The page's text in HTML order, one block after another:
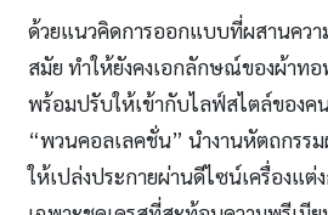
ด้วยแนวคิดการออกแบบที่ผสานควา
สมัย ทำให้ยังคงเอกลักษณ์ของผ้าท
พร้อมปรับให้เข้ากับไลฟ์สไตล์ของค
“พวนคอลเลคชั่น” นำงานหัตถกรร
ให้เปล่งประกายผ่านดีไซน์เครื่องแ